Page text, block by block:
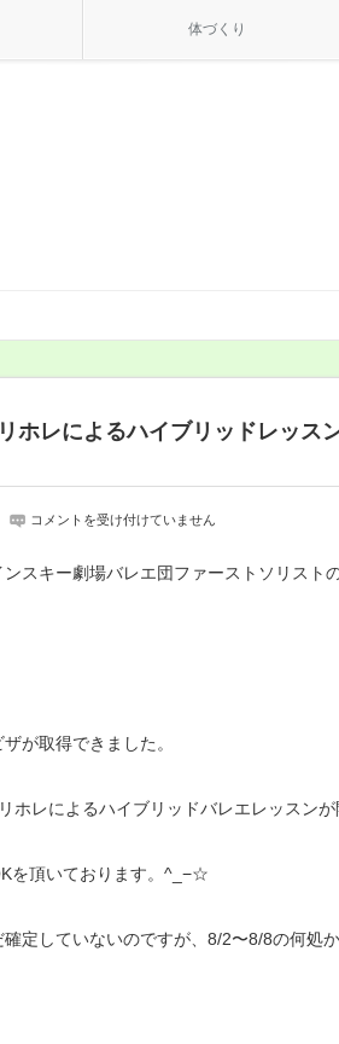
体づくり
ホレによるハイブリッドレッス
マ
レ
ド
レ
ン
コメントを受け付けていません
スキー劇場バレエ団ファーストソリスト
が取得できました。
ホレによるハイブリッドバレエレッスン
を頂いております。^_−☆
確定していないのですが、8/2〜8/8の何処